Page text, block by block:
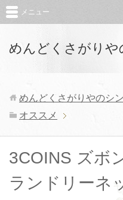
めんどくさがり
メニュー
めんどくさがりやのシ
オススメ
3COINS ズボ
ランドリーネ